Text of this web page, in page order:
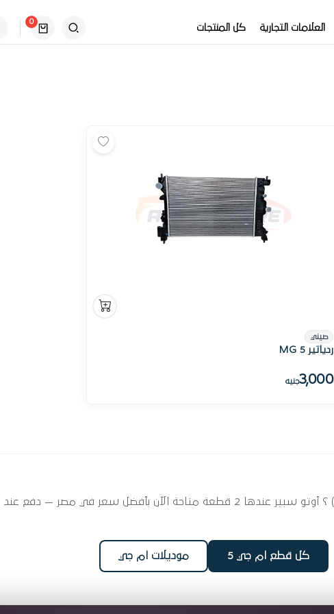
العلامات التجارية كل المنتجات
0
صيني
ردياتير MG 5
3,000جنيه
ابحث عن قطع غيار ردياتير لسيارتك ام جي 5 (2012 - 2025) ؟ أوتو سبير عندها 2 قطعة متاحة
كل قطع ام جي 5 موديلات ام جي